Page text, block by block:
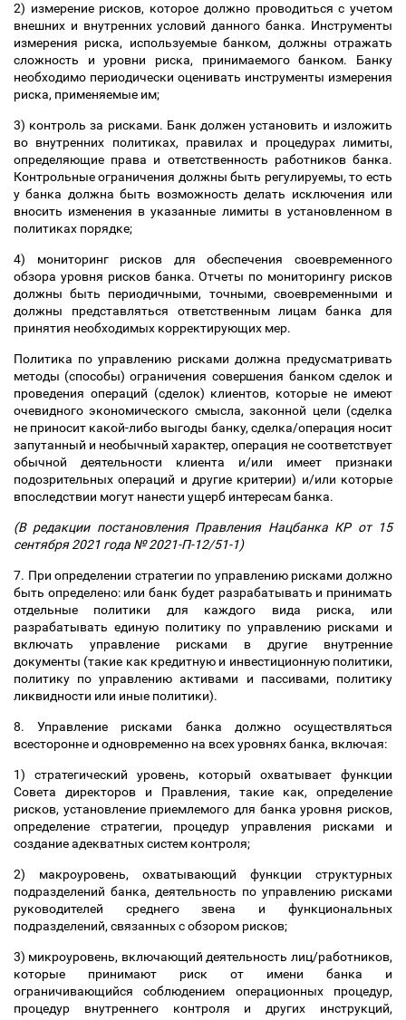
2) измерение рисков, которое должно проводиться с учетом
внешних и внутренних условий данного банка. Инструменты
измерения риска, используемые банком, должны отражать
сложность и уровни риска, принимаемого банком. Банку
необходимо периодически оценивать инструменты измерения
риска, применяемые им;
3) контроль за рисками. Банк должен установить и изложить
во внутренних политиках, правилах и процедурах лимиты,
определяющие права и ответственность работников банка.
Контрольные ограничения должны быть регулируемы, то есть
у банка должна быть возможность делать исключения или
вносить изменения в указанные лимиты в установленном в
политиках порядке;
4) мониторинг рисков для обеспечения своевременного
обзора уровня рисков банка. Отчеты по мониторингу рисков
должны быть периодичными, точными, своевременными и
должны представляться ответственным лицам банка для
принятия необходимых корректирующих мер.
Политика по управлению рисками должна предусматривать
методы (способы) ограничения совершения банком сделок и
проведения операций (сделок) клиентов, которые не имеют
очевидного экономического смысла, законной цели (сделка
не приносит какой-либо выгоды банку, сделка/операция носит
запутанный и необычный характер, операция не соответствует
обычной деятельности клиента и/или имеет признаки
подозрительных операций и другие критерии) и/или которые
впоследствии могут нанести ущерб интересам банка.
(В редакции постановления Правления Нацбанка КР от 15
сентября 2021 года № 2021-П-12/51-1)
7. При определении стратегии по управлению рисками должно
быть определено: или банк будет разрабатывать и принимать
отдельные политики для каждого вида риска, или
разрабатывать единую политику по управлению рисками и
включать управление рисками в другие внутренние
документы (такие как кредитную и инвестиционную политики,
политику по управлению активами и пассивами, политику
ликвидности или иные политики).
8. Управление рисками банка должно осуществляться
всесторонне и одновременно на всех уровнях банка, включая:
1) стратегический уровень, который охватывает функции
Совета директоров и Правления, такие как, определение
рисков, установление приемлемого для банка уровня рисков,
определение стратегии, процедур управления рисками и
создание адекватных систем контроля;
2) макроуровень, охватывающий функции структурных
подразделений банка, деятельность по управлению рисками
руководителей среднего звена и функциональных
подразделений, связанных с обзором рисков;
3) микроуровень, включающий деятельность лиц/работников,
которые принимают риск от имени банка и
ограничивающийся соблюдением операционных процедур,
процедур внутреннего контроля и других инструкций,